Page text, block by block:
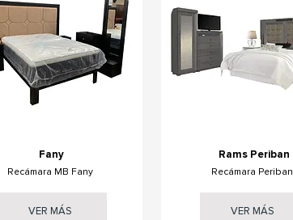
Fany
Recámara MB Fany
VER MÁS
Rams Periban
Recámara Periban
VER MÁS